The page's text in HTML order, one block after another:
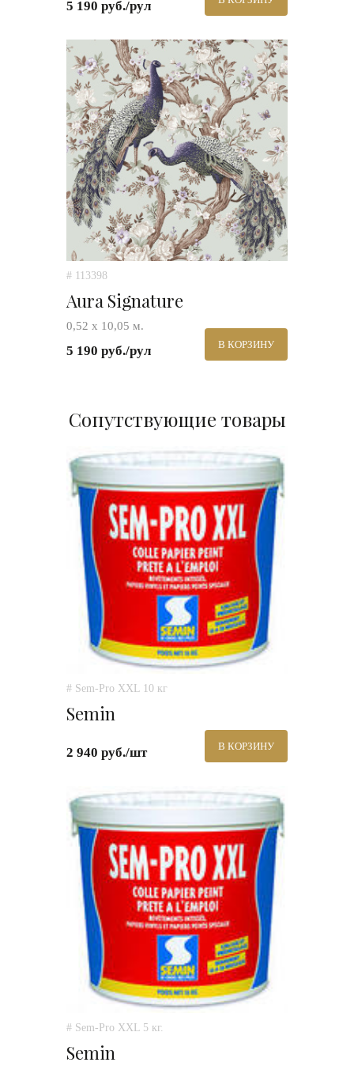
5 190 руб./рул
# 113398
Aura Signature
0,52 х 10,05 м.
5 190 руб./рул В КОРЗИНУ
Сопутствующие товары
# Sem-Pro XXL 10 кг
Semin
2 940 руб./шт В КОРЗИНУ
# Sem-Pro XXL 5 кг.
Semin